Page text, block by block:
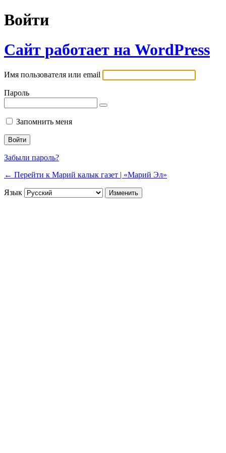
Войти
Сайт работает на WordPress
Имя пользователя или email
Пароль
Запомнить меня
Забыли пароль?
← Перейти к Марий калык газет | «Марий Эл»
Язык